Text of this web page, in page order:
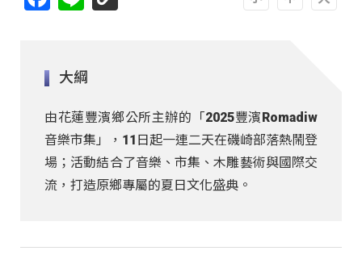
大綱
由花蓮豐濱鄉公所主辦的「2025豐濱Romadiw
音樂市集」，11日起一連二天在磯崎部落熱鬧登
場；活動結合了音樂、市集、木雕藝術與國際交
流，打造原鄉專屬的夏日文化盛典。